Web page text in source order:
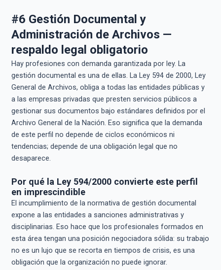
#6 Gestión Documental y
Administración de Archivos —
respaldo legal obligatorio
Hay profesiones con demanda garantizada por ley. La
gestión documental es una de ellas. La Ley 594 de 2000, Ley
General de Archivos, obliga a todas las entidades públicas y
a las empresas privadas que presten servicios públicos a
gestionar sus documentos bajo estándares definidos por el
Archivo General de la Nación. Eso significa que la demanda
de este perfil no depende de ciclos económicos ni
tendencias; depende de una obligación legal que no
desaparece.
Por qué la Ley 594/2000 convierte este perfil
en imprescindible
El incumplimiento de la normativa de gestión documental
expone a las entidades a sanciones administrativas y
disciplinarias. Eso hace que los profesionales formados en
esta área tengan una posición negociadora sólida: su trabajo
no es un lujo que se recorta en tiempos de crisis, es una
obligación que la organización no puede ignorar.